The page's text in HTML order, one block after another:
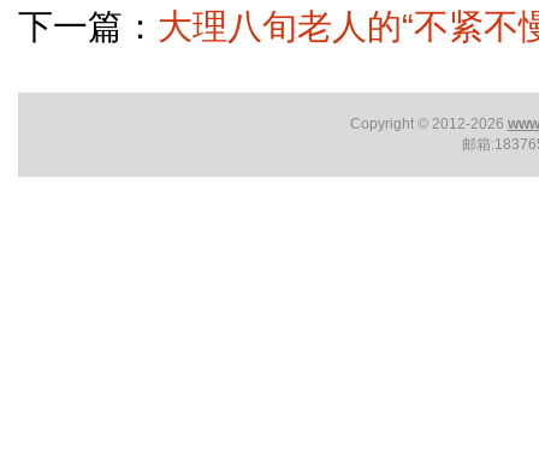
下一篇： 大理八旬老人的“不紧不
Copyright © 2012-2026
邮箱